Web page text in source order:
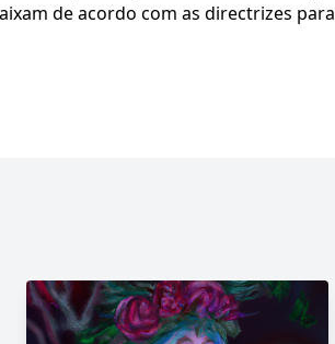
de acordo com as directrizes para